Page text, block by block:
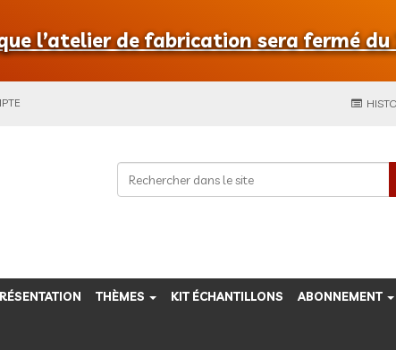
l’atelier de fabrication sera fermé
THÈMES KIT ÉCHANTILLONS ABONNEMENT